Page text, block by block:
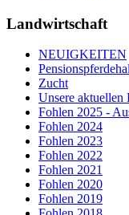
Landwirtschaft
NEUIGKEITEN
Zucht
Unsere aktuellen
Fohlen 2025 -
Fohlen 2024
Fohlen 2023
Fohlen 2022
Fohlen 2021
Fohlen 2020
Fohlen 2019